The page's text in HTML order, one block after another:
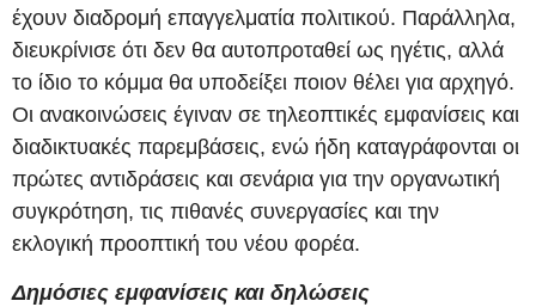
έχουν διαδρομή επαγγελματία πολιτικού. Παράλληλα,
διευκρίνισε ότι δεν θα αυτοπροταθεί ως ηγέτις, αλλά
το ίδιο το κόμμα θα υποδείξει ποιον θέλει για αρχηγό.
Οι ανακοινώσεις έγιναν σε τηλεοπτικές εμφανίσεις και
διαδικτυακές παρεμβάσεις, ενώ ήδη καταγράφονται οι
πρώτες αντιδράσεις και σενάρια για την οργανωτική
συγκρότηση, τις πιθανές συνεργασίες και την
εκλογική προοπτική του νέου φορέα.
Δημόσιες εμφανίσεις και δηλώσεις